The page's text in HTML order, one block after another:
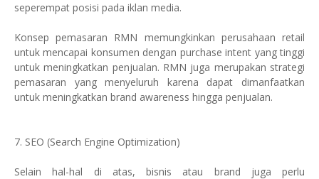
seperempat posisi pada iklan media.
Konsep pemasaran RMN memungkinkan perusahaan retail
untuk mencapai konsumen dengan purchase intent yang tinggi
untuk meningkatkan penjualan. RMN juga merupakan strategi
pemasaran yang menyeluruh karena dapat dimanfaatkan
untuk meningkatkan brand awareness hingga penjualan.
7. SEO (Search Engine Optimization)
Selain hal-hal di atas, bisnis atau brand juga perlu